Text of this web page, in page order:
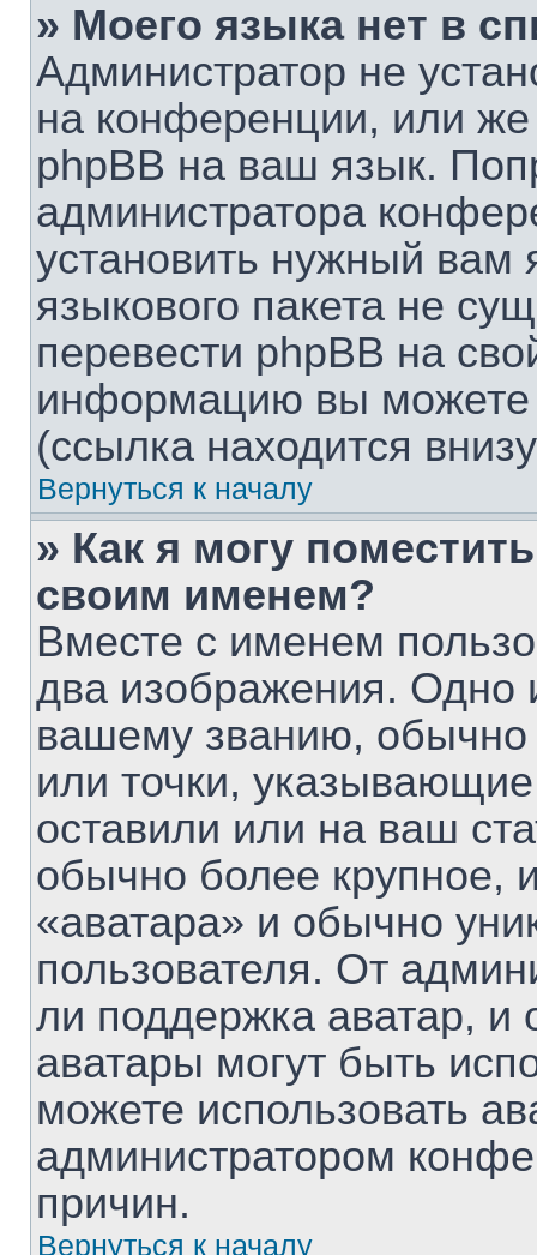
» Моего языка нет в
Администратор не
на конференции, или же
phpBB на ваш язык.
администратора
установить нужный вам
языкового пакета не
перевести phpBB на
информацию вы можете
(ссылка находится
Вернуться к началу
» Как я могу
своим именем?
Вместе с именем
два изображения. Одно
вашему званию, обычно
или точки,
оставили или на ваш
обычно более крупное,
«аватара» и обычно
пользователя. От
ли поддержка аватар, и
аватары могут быть
можете использовать
администратором
причин.
Вернуться к началу